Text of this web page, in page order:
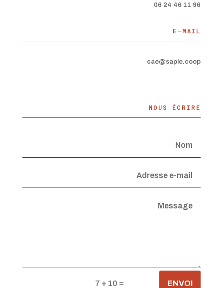
06 24 46 11 96
E-MAIL
cae@sapie.coop
NOUS ÉCRIRE
7 + 10 = ENVOI